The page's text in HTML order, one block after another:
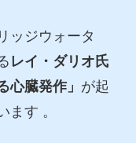
ッジウォータ
レイ・ダリオ氏
心臓発作」 が起
ます 。